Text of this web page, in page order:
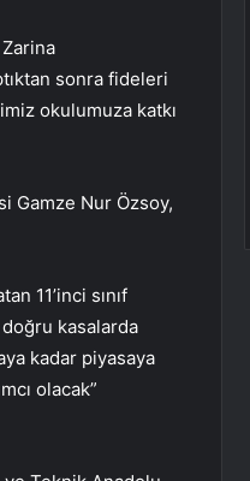
sonra fideleri
okulumuza katkı
Gamze Nur Özsoy,
11’inci sınıf
kasalarda
kadar piyasaya
olacak”